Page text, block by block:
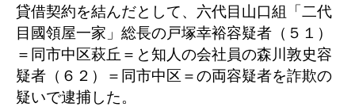
貸借契約を結んだとして、六代目山口組「二代
目國領屋一家」総長の戸塚幸裕容疑者（５１）
＝同市中区萩丘＝と知人の会社員の森川敦史容
疑者（６２）＝同市中区＝の両容疑者を詐欺の
疑いで逮捕した。